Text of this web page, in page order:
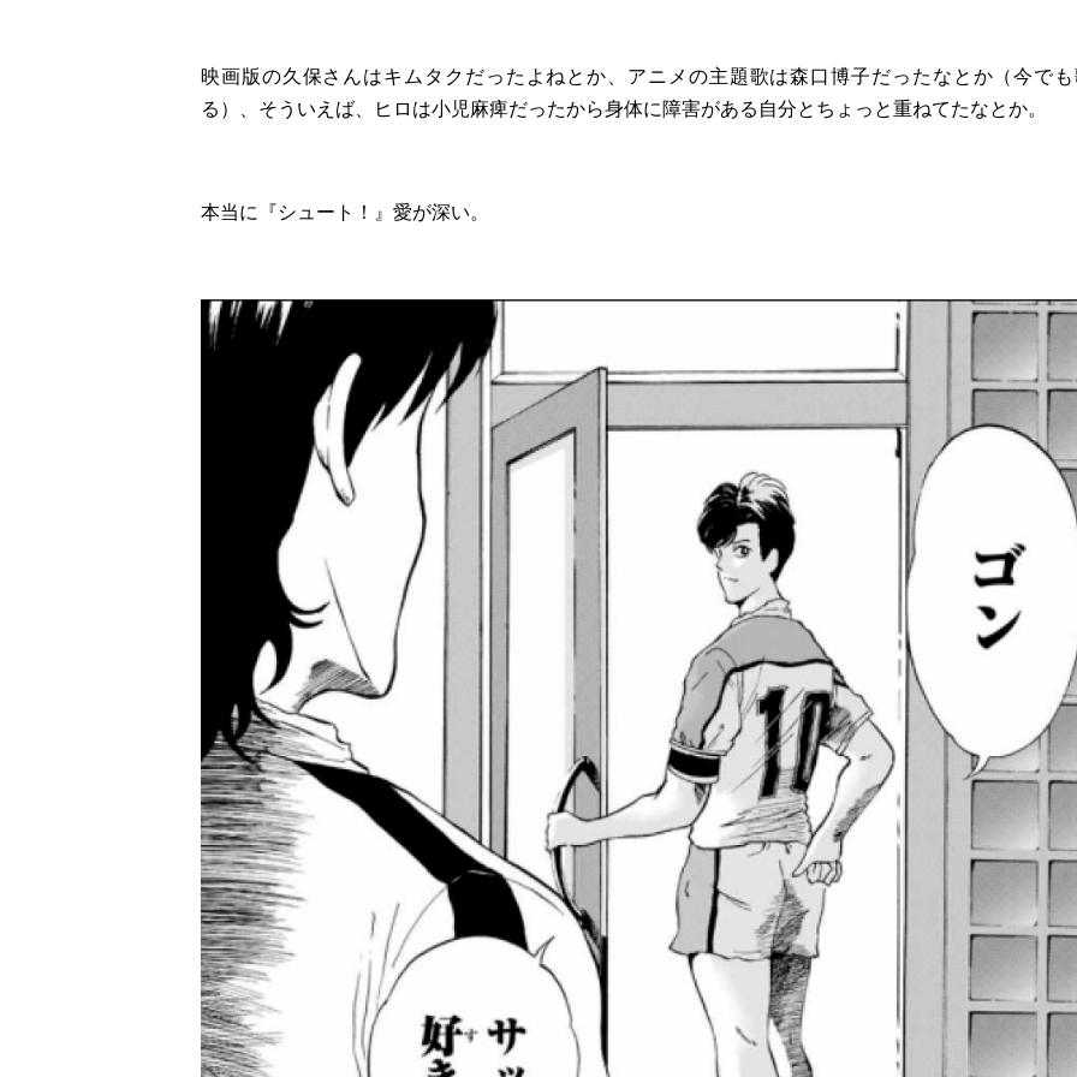
映画版の久保さんはキムタクだったよねとか、アニメの主題歌は森口博子だったなとか（今で
る）、そういえば、ヒロは小児麻痺だったから身体に障害がある自分とちょっと重ねてたなとか。
本当に『シュート！』愛が深い。